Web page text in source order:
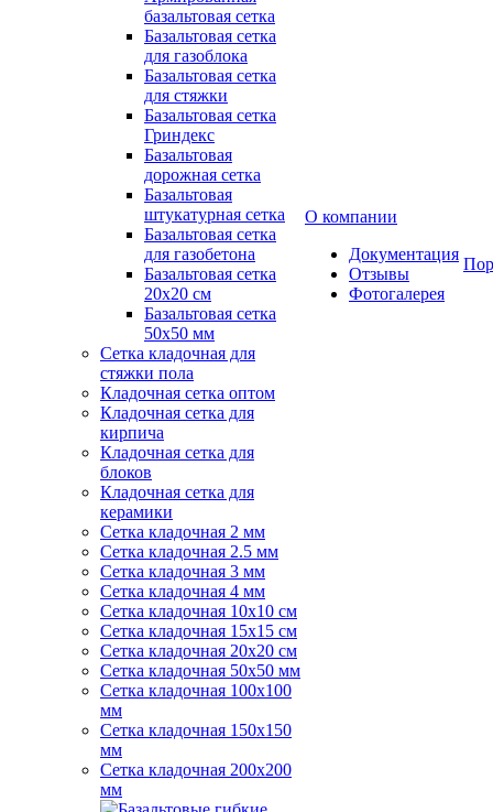
базальтовая сетка
Базальтовая сетка
для газоблока
Базальтовая сетка
для стяжки
Базальтовая сетка
Гриндекс
Базальтовая
дорожная сетка
Базальтовая
штукатурная сетка
Базальтовая сетка
для газобетона
Базальтовая сетка
20x20 см
Базальтовая сетка
50x50 мм
Сетка кладочная для
стяжки пола
Кладочная сетка оптом
Кладочная сетка для
кирпича
Кладочная сетка для
блоков
Кладочная сетка для
керамики
Сетка кладочная 2 мм
Сетка кладочная 2.5 мм
Сетка кладочная 3 мм
Сетка кладочная 4 мм
Сетка кладочная 10x10 см
Сетка кладочная 15x15 см
Сетка кладочная 20x20 см
Сетка кладочная 50x50 мм
Сетка кладочная 100x100
мм
Сетка кладочная 150x150
мм
Сетка кладочная 200x200
мм
О компании
Документация
Отзывы
Фотогалерея